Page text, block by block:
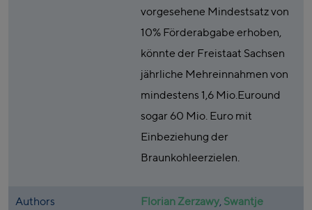
vorgesehene Mindestsatz von
10% Förderabgabe erhoben,
könnte der Freistaat Sachsen
jährliche Mehreinnahmen von
mindestens 1,6 Mio.Euround
sogar 60 Mio. Euro mit
Einbeziehung der
Braunkohleerzielen.
Authors Florian Zerzawy, Swantje